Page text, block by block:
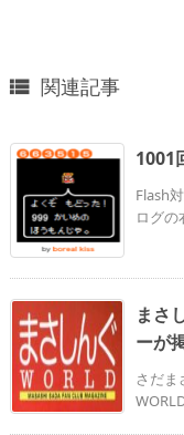
 関連記事
1001
Flash
ログの
まさ
ーが
さだま